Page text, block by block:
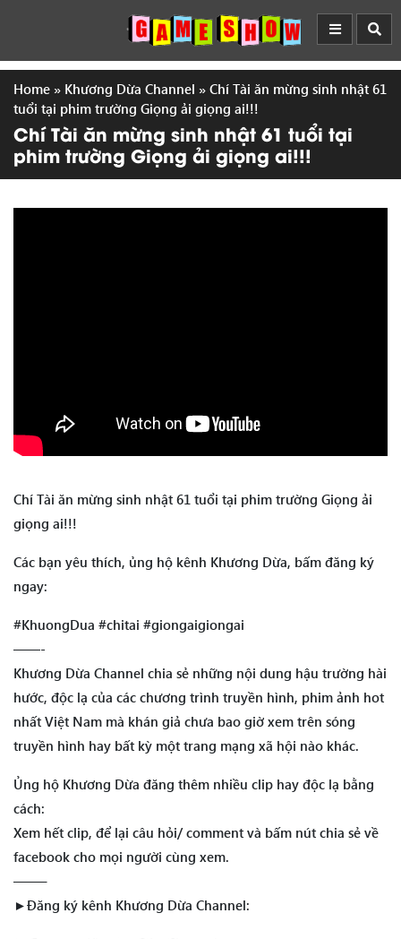
Home » Khương Dừa Channel » Chí Tài ăn mừng sinh nhật 61
tuổi tại phim trường Giọng ải giọng ai!!!
Chí Tài ăn mừng sinh nhật 61 tuổi tại
phim trường Giọng ải giọng ai!!!
Chí Tài ăn mừng sinh nhật 61 tuổi tại phim trường Giọng ải
giọng ai!!!
Các bạn yêu thích, ủng hộ kênh Khương Dừa, bấm đăng ký
ngay:
#KhuongDua #chitai #giongaigiongai
——-
Khương Dừa Channel chia sẻ những nội dung hậu trường hài
hước, độc lạ của các chương trình truyền hình, phim ảnh hot
nhất Việt Nam mà khán giả chưa bao giờ xem trên sóng
truyền hình hay bất kỳ một trang mạng xã hội nào khác.
Ủng hộ Khương Dừa đăng thêm nhiều clip hay độc lạ bằng
cách:
Xem hết clip, để lại câu hỏi/ comment và bấm nút chia sẻ về
facebook cho mọi người cùng xem.
——–
►Đăng ký kênh Khương Dừa Channel: